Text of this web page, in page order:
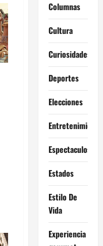
Columnas
Cultura
Curiosidades
Deportes
Elecciones
Entretenimiento
Espectaculos
Estados
Estilo De
Vida
Experiencia